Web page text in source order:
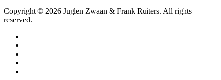
Copyright © 2026 Juglen Zwaan & Frank Ruiters. All rights
reserved.